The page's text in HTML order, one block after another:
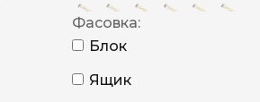
Фасовка:
Блок
Ящик